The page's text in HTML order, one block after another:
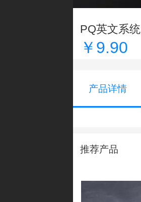
PQ英文系统
￥9.90
产品详情
推荐产品